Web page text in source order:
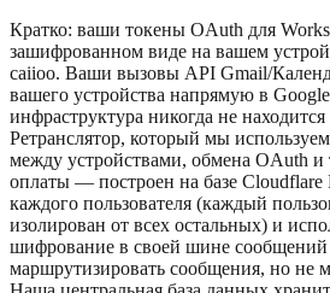
Кратко: ваши токены OAuth для
зашифрованном виде на вашем
caiioo. Ваши вызовы API Gmail/
вашего устройства напрямую в
инфраструктура никогда не
Ретранслятор, который мы
между устройствами, обмена OAuth и
оплаты — построен на базе Cloudflare
каждого пользователя (каждый
изолирован от всех остальных) и
шифрование в своей шине
маршрутизировать сообщения, но не